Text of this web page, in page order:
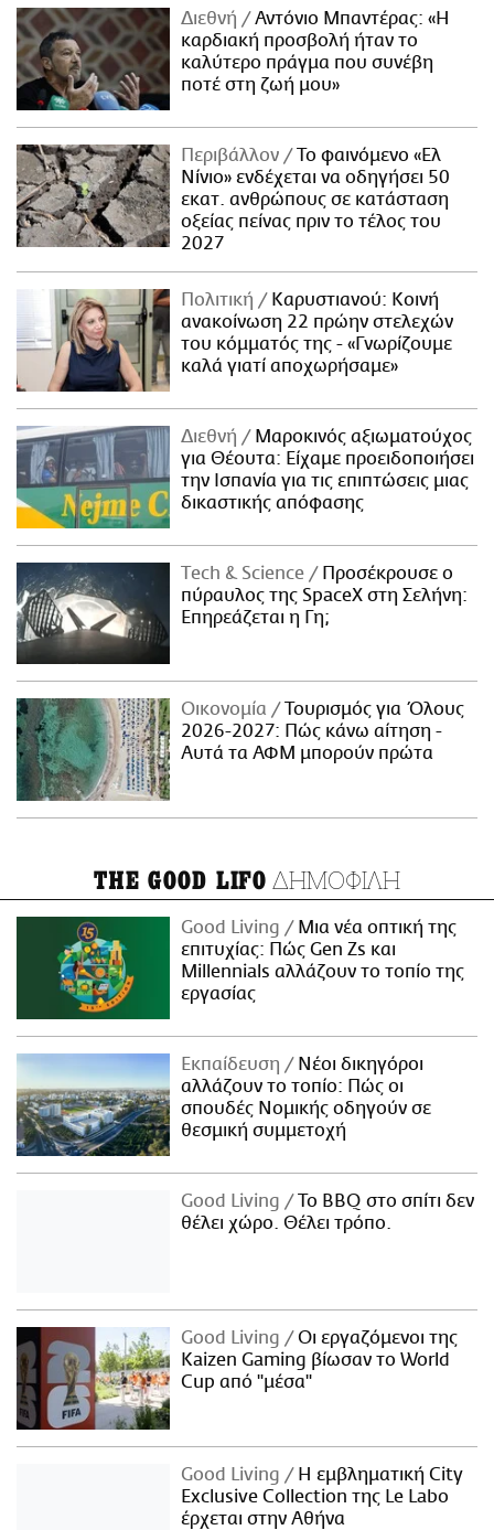
Διεθνή
Αντόνιο Μπαντέρας: «Η
καρδιακή προσβολή ήταν το
καλύτερο πράγμα που συνέβη
ποτέ στη ζωή μου»
Περιβάλλον
Το φαινόμενο «Ελ
Νίνιο» ενδέχεται να οδηγήσει 50
εκατ. ανθρώπους σε κατάσταση
οξείας πείνας πριν το τέλος του
2027
Πολιτική
Καρυστιανού: Κοινή
ανακοίνωση 22 πρώην στελεχών
του κόμματός της - «Γνωρίζουμε
καλά γιατί αποχωρήσαμε»
Διεθνή
Μαροκινός αξιωματούχος
για Θέουτα: Είχαμε προειδοποιήσει
την Ισπανία για τις επιπτώσεις μιας
δικαστικής απόφασης
Τech & Science
Προσέκρουσε ο
πύραυλος της SpaceX στη Σελήνη:
Επηρεάζεται η Γη;
Οικονομία
Τουρισμός για Όλους
2026-2027: Πώς κάνω αίτηση -
Αυτά τα ΑΦΜ μπορούν πρώτα
THE GOOD LIFO ΔΗΜΟΦΙΛΗ
Good Living
Μια νέα οπτική της
επιτυχίας: Πώς Gen Zs και
Millennials αλλάζουν το τοπίο της
εργασίας
Εκπαίδευση
Νέοι δικηγόροι
αλλάζουν το τοπίο: Πώς οι
σπουδές Νομικής οδηγούν σε
θεσμική συμμετοχή
Good Living
Το BBQ στο σπίτι δεν
θέλει χώρο. Θέλει τρόπο.
Good Living
Οι εργαζόμενοι της
Kaizen Gaming βίωσαν το World
Cup από "μέσα"
Good Living
Η εμβληματική City
Exclusive Collection της Le Labo
έρχεται στην Αθήνα